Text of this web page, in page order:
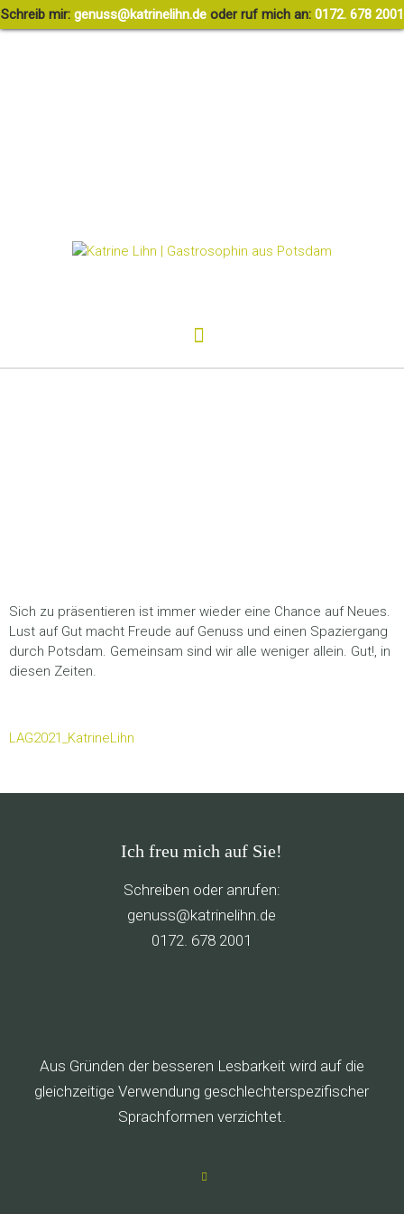
Schreib mir: ed.nh
ileni
rtak@
ssune
g oder ruf mich an: 0172. 678 2001
Sich zu präsentieren ist immer wieder eine Chance auf Neues.
Lust auf Gut macht Freude auf Genuss und einen Spaziergang
durch Potsdam. Gemeinsam sind wir alle weniger allein. Gut!, in
diesen Zeiten.
LAG2021_KatrineLihn
Ich freu mich auf Sie!
Schreiben oder anrufen:
ed.nh
ileni
rtak@
ssune
g
0172. 678 2001
Aus Gründen der besseren Lesbarkeit wird auf die
gleichzeitige Verwendung geschlechterspezifischer
Sprachformen verzichtet.